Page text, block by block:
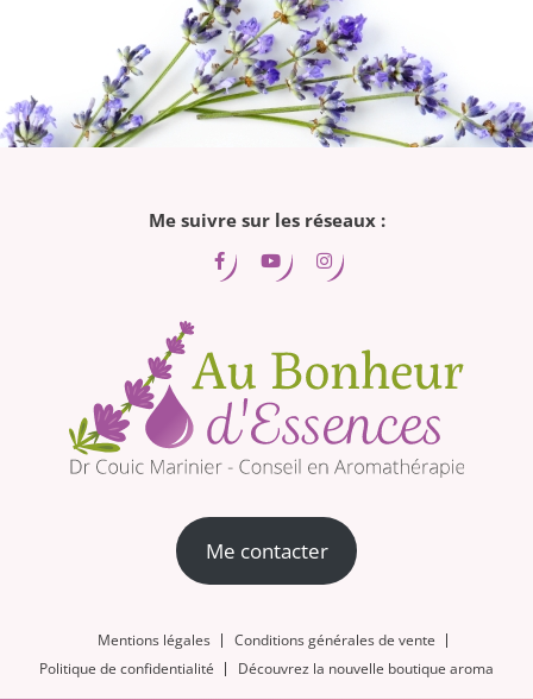
huiles
essentielles!"
Me suivre sur les réseaux :
Me contacter
Mentions légales
Conditions générales de vente
Politique de confidentialité
Découvrez la nouvelle boutique aroma